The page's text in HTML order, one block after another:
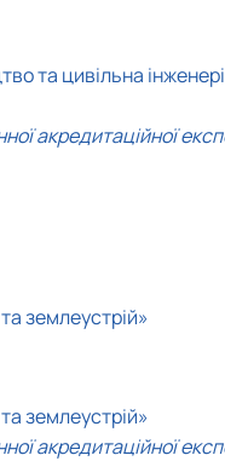
та цивільна інженері
акредитаційної
землеустрій»
землеустрій»
акредитаційної